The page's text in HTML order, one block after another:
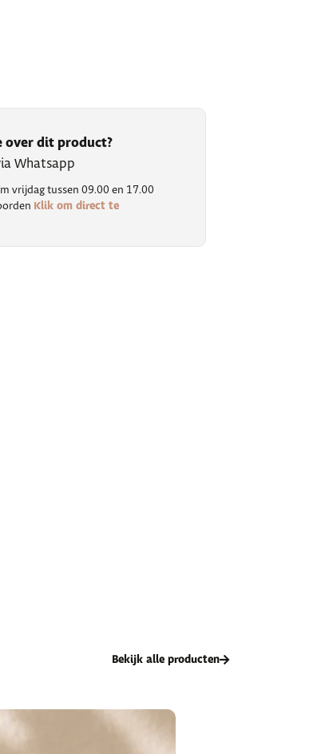
dit product?
Whatsapp
vrijdag tussen 09.00 en 17.00
Klik om direct te
Bekijk alle producten